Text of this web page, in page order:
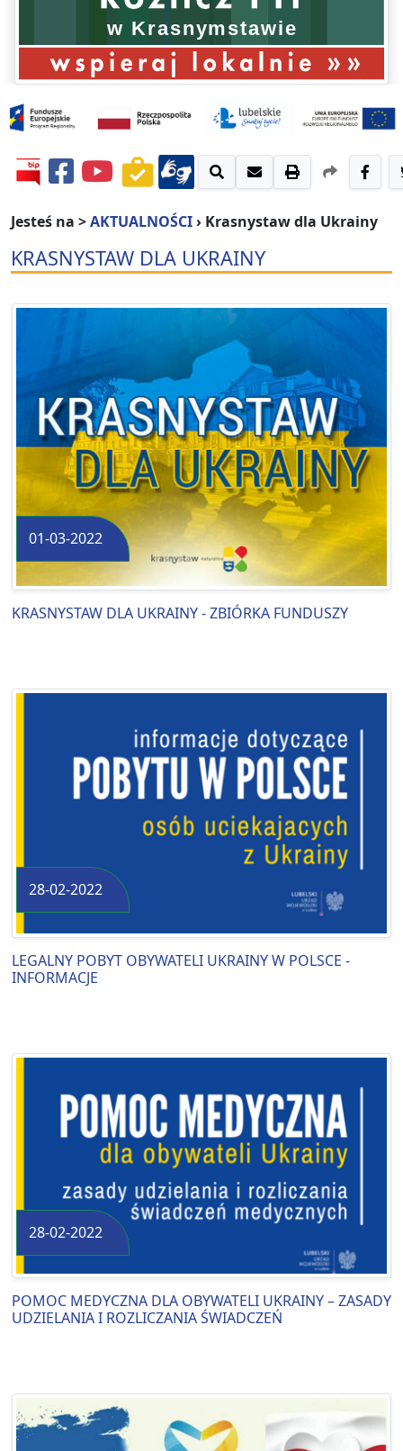
Jesteś na >AKTUALNOŚCI› Krasnystaw dla Ukrainy
KRASNYSTAW DLA UKRAINY
01-03-2022
KRASNYSTAW DLA UKRAINY - ZBIÓRKA FUNDUSZY
28-02-2022
LEGALNY POBYT OBYWATELI UKRAINY W POLSCE -
INFORMACJE
28-02-2022
POMOC MEDYCZNA DLA OBYWATELI UKRAINY – ZASADY
UDZIELANIA I ROZLICZANIA ŚWIADCZEŃ